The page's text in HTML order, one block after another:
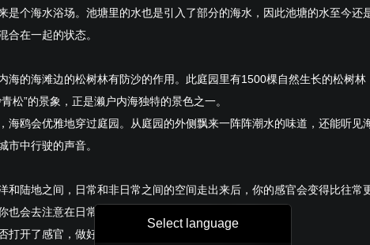
是个海水浴场。池塘里的水也是引入了部分的海水，因此池塘的水至今还
合在一起的状态。
海的海滩边的松树林有防沙的作用。此庭园里有1500棵自然生长的松树林
青松”的景象，正是濑户内海独特的景色之一。
海鸥会优雅地穿过庭园。从庭园的外侧飘来一阵阵潮水的味道，还能听见
市中行驶的声音。
和陆地之间，日常和非日常之间的空间走出来后，你的感官会变得比往常
也会去注意在日常中所能见到的理所当然的一些景色。
打开了感官，做好倾听濑户内海的故事的准备了呢？
Select language